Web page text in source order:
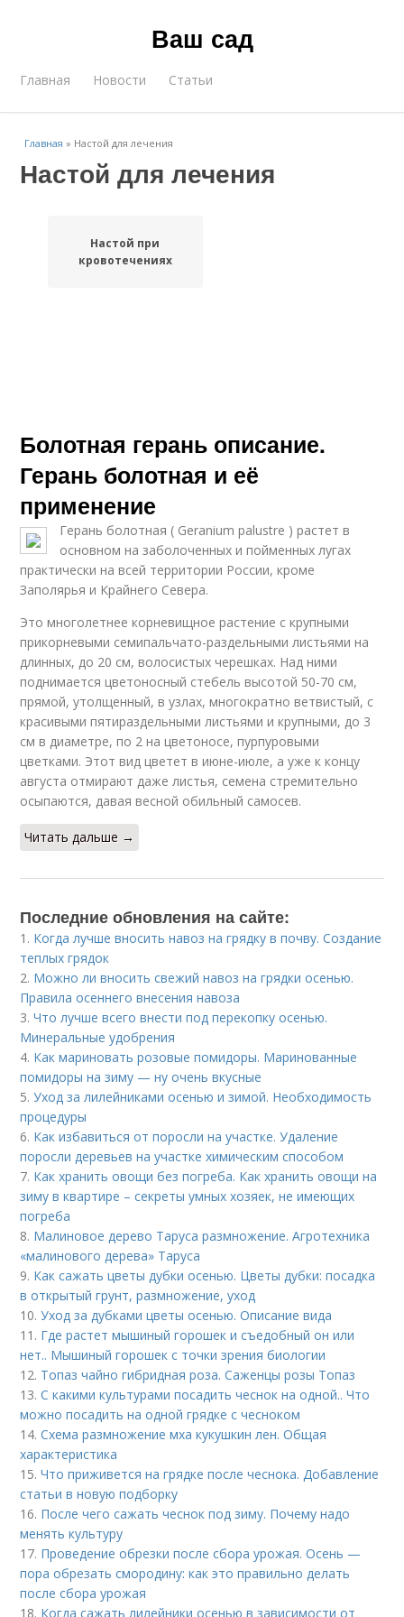
Ваш сад
Главная Новости Статьи
Главная » Настой для лечения
Настой для лечения
Настой при
кровотечениях
Болотная герань описание.
Герань болотная и её
применение
Герань болотная ( Geranium palustre ) растет в
основном на заболоченных и пойменных лугах
практически на всей территории России, кроме
Заполярья и Крайнего Севера.
Это многолетнее корневищное растение с крупными
прикорневыми семипальчато-раздельными листьями на
длинных, до 20 см, волосистых черешках. Над ними
поднимается цветоносный стебель высотой 50-70 см,
прямой, утолщенный, в узлах, многократно ветвистый, с
красивыми пятираздельными листьями и крупными, до 3
см в диаметре, по 2 на цветоносе, пурпуровыми
цветками. Этот вид цветет в июне-июле, а уже к концу
августа отмирают даже листья, семена стремительно
осыпаются, давая весной обильный самосев.
Читать дальше →
Последние обновления на сайте:
1. Когда лучше вносить навоз на грядку в почву. Создание
теплых грядок
2. Можно ли вносить свежий навоз на грядки осенью.
Правила осеннего внесения навоза
3.Что лучше всего внести под перекопку осенью.
Минеральные удобрения
4. Как мариновать розовые помидоры. Маринованные
помидоры на зиму — ну очень вкусные
5.Уход за лилейниками осенью и зимой. Необходимость
процедуры
6. Как избавиться от поросли на участке. Удаление
поросли деревьев на участке химическим способом
7. Как хранить овощи без погреба. Как хранить овощи на
зиму в квартире – секреты умных хозяек, не имеющих
погреба
8. Малиновое дерево Таруса размножение. Агротехника
«малинового дерева» Таруса
9. Как сажать цветы дубки осенью. Цветы дубки: посадка
в открытый грунт, размножение, уход
10.Уход за дубками цветы осенью. Описание вида
11. Где растет мышиный горошек и съедобный он или
нет.. Мышиный горошек с точки зрения биологии
12. Топаз чайно гибридная роза. Саженцы розы Топаз
13.С какими культурами посадить чеснок на одной.. Что
можно посадить на одной грядке с чесноком
14.Схема размножение мха кукушкин лен. Общая
характеристика
15.Что приживется на грядке после чеснока. Добавление
статьи в новую подборку
16. После чего сажать чеснок под зиму. Почему надо
менять культуру
17. Проведение обрезки после сбора урожая. Осень —
пора обрезать смородину: как это правильно делать
после сбора урожая
18. Когда сажать лилейники осенью в зависимости от